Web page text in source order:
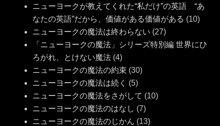
ニューヨークが教えてくれた“私だけ”の英語 “あ
なたの英語”だから、価値がある価値がある (10)
ニューヨークの魔法は終わらない (27)
「ニューヨークの魔法」シリーズ特別編 世界にひ
ろがれ、とけない魔法(4)
ニューヨークの魔法の約束 (30)
ニューヨークの魔法は続く
(5)
ニューヨークの魔法をさがして (10)
ニューヨークの魔法のはなし (7)
ニューヨークの魔法のじかん (13)